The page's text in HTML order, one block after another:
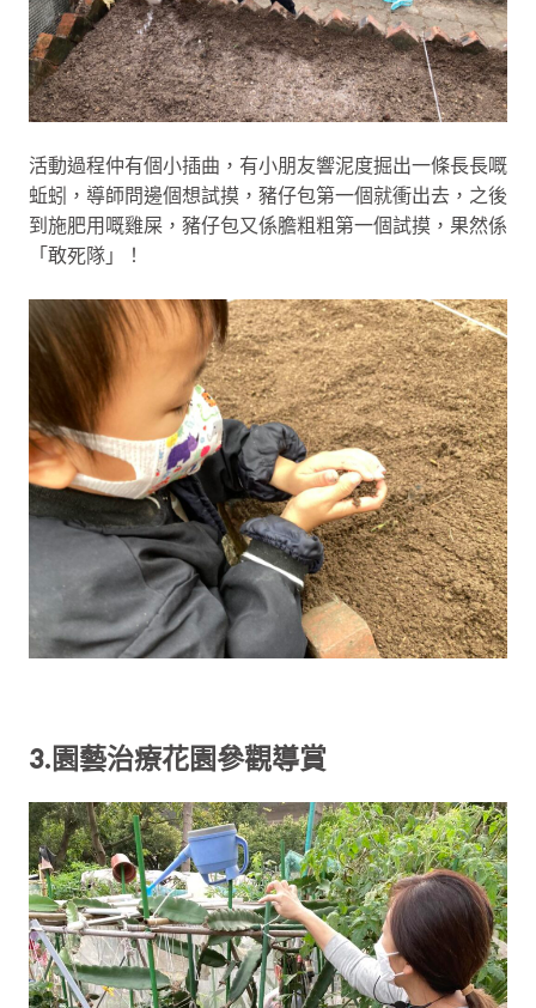
活動過程仲有個小插曲，有小朋友響泥度掘出一條長長嘅
蚯蚓，導師問邊個想試摸，豬仔包第一個就衝出去，之後
到施肥用嘅雞屎，豬仔包又係膽粗粗第一個試摸，果然係
「敢死隊」！
3.園藝治療花園參觀導賞